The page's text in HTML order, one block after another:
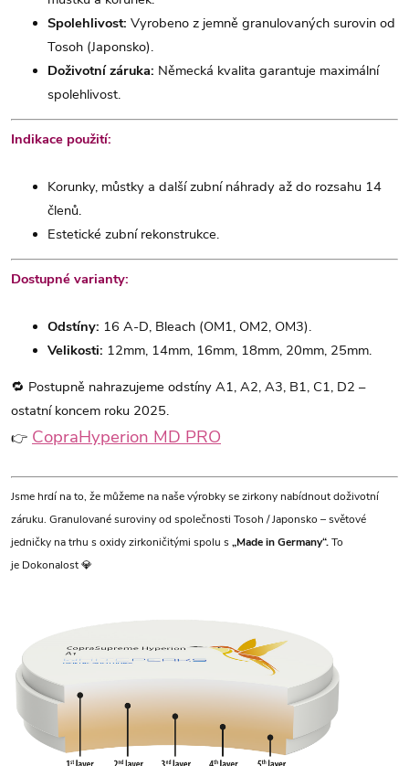
Spolehlivost: Vyrobeno z jemně granulovaných surovin od
Tosoh (Japonsko).
Doživotní záruka: Německá kvalita garantuje maximální
spolehlivost.
Indikace použití:
Korunky, můstky a další zubní náhrady až do rozsahu 14
členů.
Estetické zubní rekonstrukce.
Dostupné varianty:
Odstíny: 16 A-D, Bleach (OM1, OM2, OM3).
Velikosti: 12mm, 14mm, 16mm, 18mm, 20mm, 25mm.
🔁 Postupně nahrazujeme odstíny A1, A2, A3, B1, C1, D2 –
ostatní koncem roku 2025.
👉 CopraHyperion MD PRO
Jsme hrdí na to, že můžeme na naše výrobky se zirkony nabídnout doživotní
záruku. Granulované suroviny od společnosti Tosoh / Japonsko – světové
jedničky na trhu s oxidy zirkoničitými spolu s„Made in Germany“.To
je Dokonalost 💎